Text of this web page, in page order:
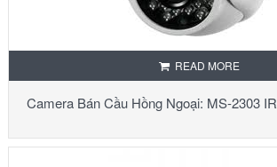
READ MORE
Camera Bán Cầu Hồng Ngoại: MS-2303 IR